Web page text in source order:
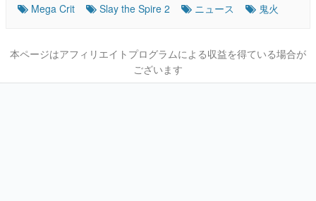
Mega Crit Slay the Spire 2 ニュース 鬼火
本ページはアフィリエイトプログラムによる収益を得ている場合が
ございます